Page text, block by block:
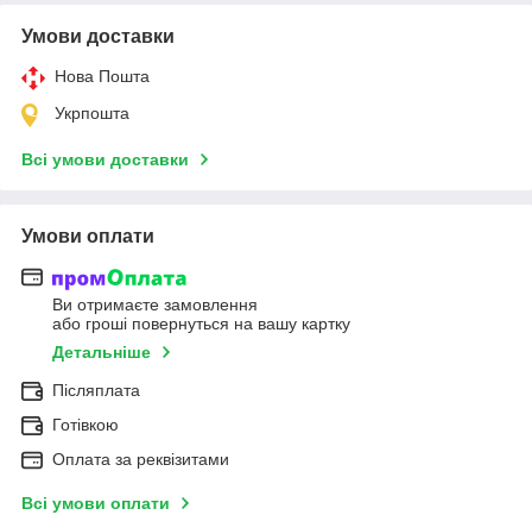
Умови доставки
Нова Пошта
Укрпошта
Всі умови доставки
Умови оплати
Ви отримаєте замовлення
або гроші повернуться на вашу картку
Детальніше
Післяплата
Готівкою
Оплата за реквізитами
Всі умови оплати